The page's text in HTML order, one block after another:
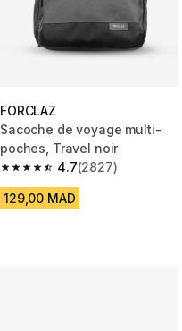
FORCLAZ
Sacoche de voyage multi-
poches, Travel noir
4.7
4.7 out of 5 stars from 2827
(2827)
129,00 MAD